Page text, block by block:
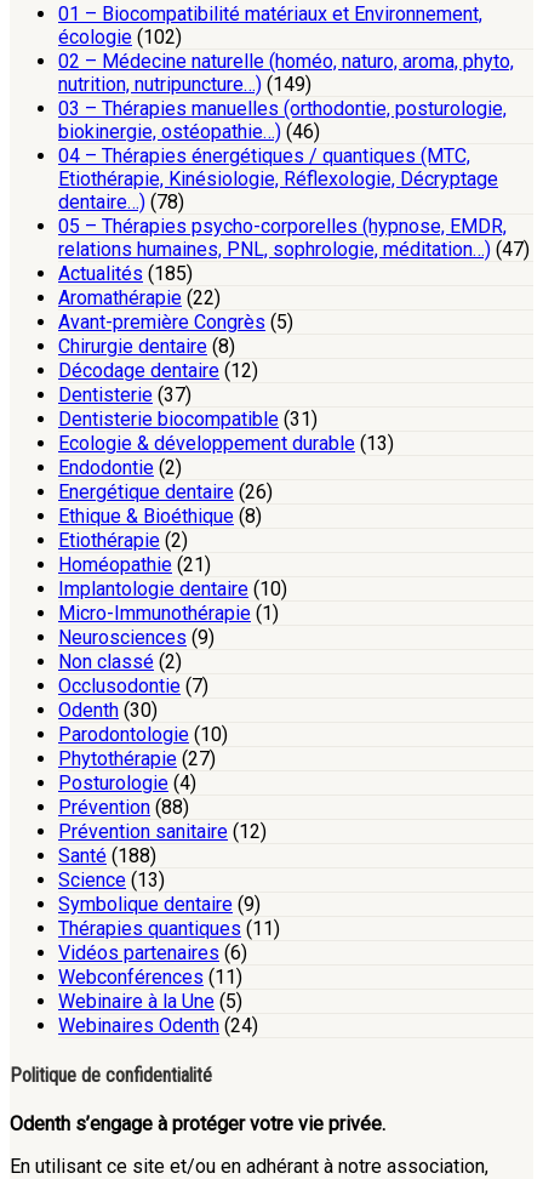
01 – Biocompatibilité matériaux et Environnement,
écologie (102)
02 – Médecine naturelle (homéo, naturo, aroma, phyto,
nutrition, nutripuncture…) (149)
03 – Thérapies manuelles (orthodontie, posturologie,
biokinergie, ostéopathie…) (46)
04 – Thérapies énergétiques / quantiques (MTC,
Etiothérapie, Kinésiologie, Réflexologie, Décryptage
dentaire…) (78)
05 – Thérapies psycho-corporelles (hypnose, EMDR,
relations humaines, PNL, sophrologie, méditation…) (47)
Actualités (185)
Aromathérapie (22)
Avant-première Congrès (5)
Chirurgie dentaire (8)
Décodage dentaire (12)
Dentisterie (37)
Dentisterie biocompatible (31)
Ecologie & développement durable (13)
Endodontie (2)
Energétique dentaire (26)
Ethique & Bioéthique (8)
Etiothérapie (2)
Homéopathie (21)
Implantologie dentaire (10)
Micro-Immunothérapie (1)
Neurosciences (9)
Non classé (2)
Occlusodontie (7)
Odenth (30)
Parodontologie (10)
Phytothérapie (27)
Posturologie (4)
Prévention (88)
Prévention sanitaire (12)
Santé (188)
Science (13)
Symbolique dentaire (9)
Thérapies quantiques (11)
Vidéos partenaires (6)
Webconférences (11)
Webinaire à la Une (5)
Webinaires Odenth (24)
Politique de confidentialité
Odenth s’engage à protéger votre vie privée.
En utilisant ce site et/ou en adhérant à notre association,